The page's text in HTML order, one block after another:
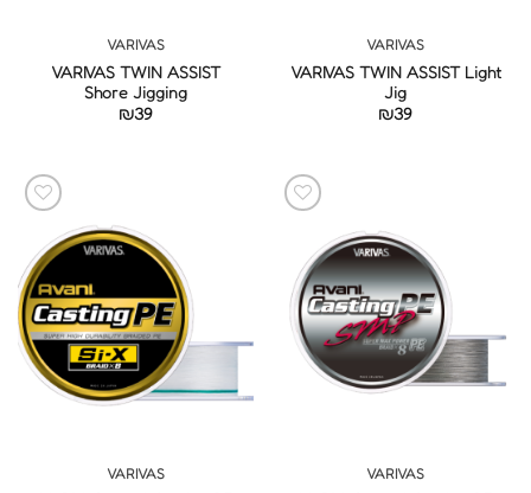
VARIVAS
VARIVAS TWIN ASSIST Light
Jig
₪39
VARIVAS
VARIVAS TWIN ASSIST
Shore Jigging
₪39
VARIVAS
VARIVAS